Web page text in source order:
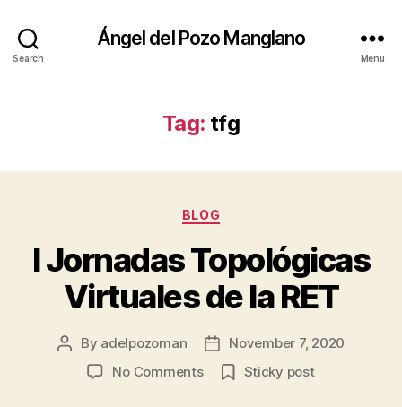
Search
Ángel del Pozo Manglano
Menu
Tag: tfg
Categories
BLOG
I Jornadas Topológicas
Virtuales de la RET
Post
author
By adelpozoman
Post
date
November 7, 2020
No Commentson
Sticky post